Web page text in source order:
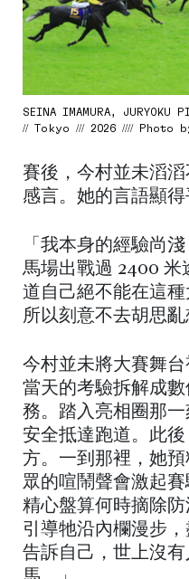
SEINA IMAMURA, JURYOKU
// Tokyo /// 2026 //// Photo
賽後，今村並未滔
感言。她的言語顯得
「我本身的經驗尚
馬場出戰過 2400 米
道自己絕不能在這種
所以刻意不去胡思亂
今村並未將大賽舞
當天的考驗拆解成
務。踏入亮相圈那
安全抵達跑道。此
方。一到那裡，她
眾的喧鬧聲會激起
精心盤算何時摘除
引導牠沿內欄漫步
告訴自己，世上沒